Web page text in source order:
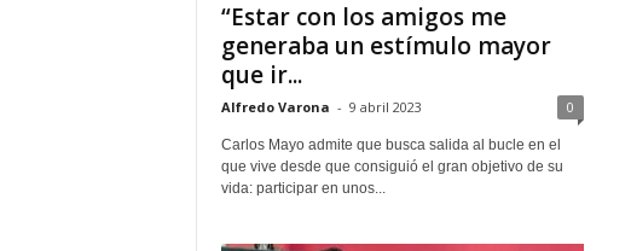
“Estar con los amigos me
generaba un estímulo mayor
que ir...
Alfredo Varona - 9 abril 2023 0
Carlos Mayo admite que busca salida al bucle en el
que vive desde que consiguió el gran objetivo de su
vida: participar en unos...